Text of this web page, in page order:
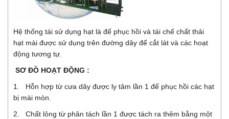
Hệ thống tái sử dụng hạt là để phục hồi và tái chế chất thải
hạt mài được sử dụng trên đường dây để cắt lát và các hoạt
động tương tự.
SƠ ĐỒ HOẠT ĐỘNG :
1. Hỗn hợp từ cưa dây được ly tâm lần 1 để phục hồi các hạt
bị mài mòn.
2. Chất lỏng từ phân tách lần 1 được tách ra thêm bằng một